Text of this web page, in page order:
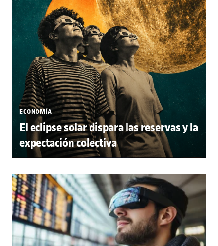
ECONOMÍA
El eclipse solar dispara las reservas y la
expectación colectiva